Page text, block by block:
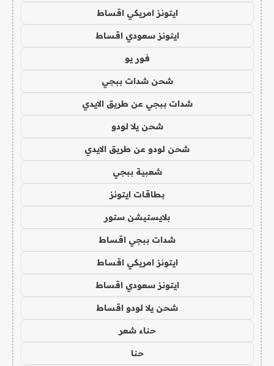
ايتونز امريكي اقساط
ايتونز سعودي اقساط
فور يو
شحن شدات ببجي
شدات ببجي عن طريق الايدي
شحن يلا لودو
شحن لودو عن طريق الايدي
شعبية ببجي
بطاقات ايتونز
بلايستيشن ستور
شدات ببجي اقساط
ايتونز امريكي اقساط
ايتونز سعودي اقساط
شحن يلا لودو اقساط
حناء شعر
حنا